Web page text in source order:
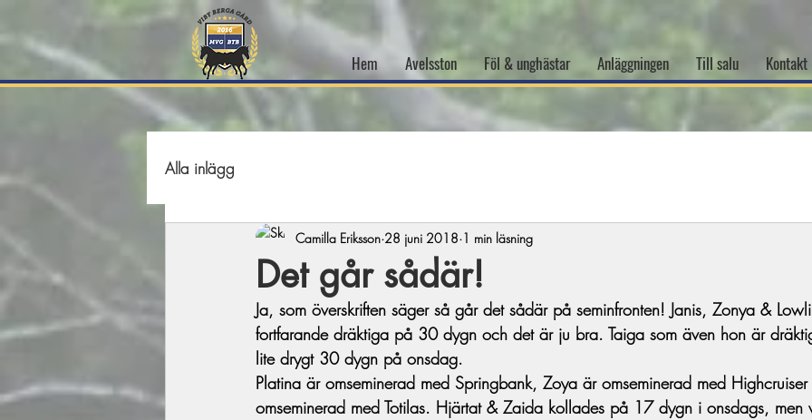
Hem Avelsston Föl & unghästar Anläggningen Till salu Kontakt
Alla inlägg
Det går sådär!
Camilla Eriksson 28 juni 2018 1 min läsning
Ja, som överskriften säger så går det sådär på seminfronten! Janis, Zonya &
fortfarande dräktiga på 30 dygn och det är ju bra. Taiga som även hon är
lite drygt 30 dygn på onsdag.
Platina är omseminerad med Springbank, Zoya är omseminerad med
omseminerad med Totilas. Hjärtat & Zaida kollades på 17 dygn i onsdags, men